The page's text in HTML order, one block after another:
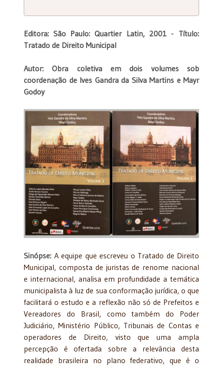
Editora: São Paulo: Quartier Latin, 2001 - Título:
Tratado de Direito Municipal
Autor: Obra coletiva em dois volumes sob
coordenação de Ives Gandra da Silva Martins e Mayr
Godoy
Sinópse: A equipe que escreveu o Tratado de Direito
Municipal, composta de juristas de renome nacional
e internacional, analisa em profundidade a temática
municipalista à luz de sua conformação jurídica, o que
facilitará o estudo e a reflexão não só de Prefeitos e
Vereadores do Brasil, como também do Poder
Judiciário, Ministério Público, Tribunais de Contas e
operadores de Direito, visto que uma ampla
percepção é ofertada sobre a relevância desta
realidade brasileira no plano federativo, que é o